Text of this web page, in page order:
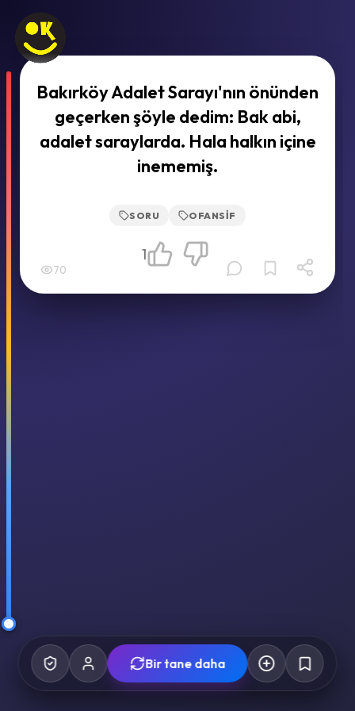
Bakırköy Adalet Sarayı'nın önünden
geçerken şöyle dedim: Bak abi,
adalet saraylarda. Hala halkın içine
inememiş.
SORU OFANSIF
70
1
Bir tane daha